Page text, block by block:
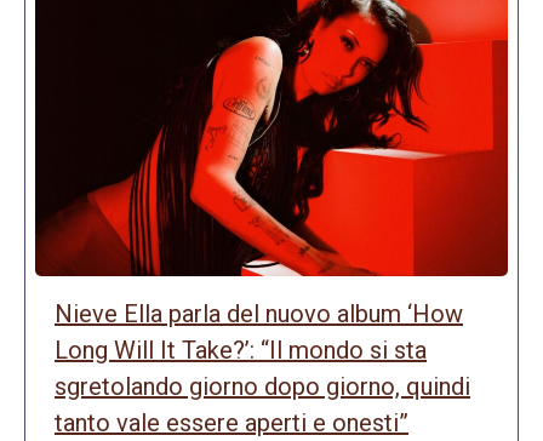
Nieve Ella parla del nuovo album ‘How
Long Will It Take?’: “Il mondo si sta
sgretolando giorno dopo giorno, quindi
tanto vale essere aperti e onesti”